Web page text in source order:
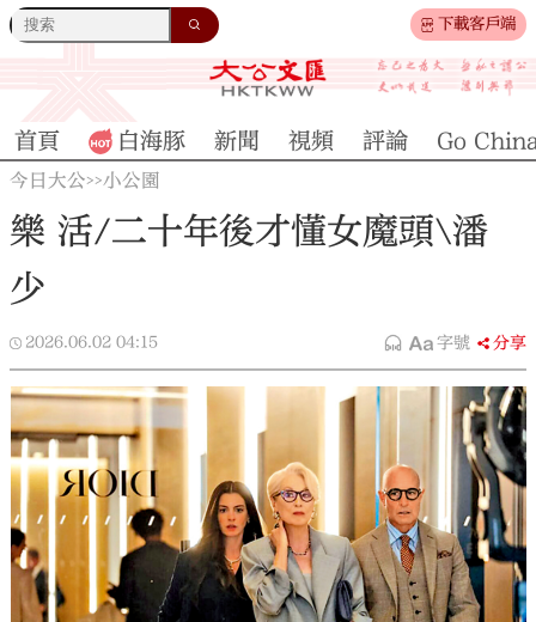
下載客戶端
首頁 白海豚 新聞 視頻 評論 Go
今日大公>>小公園
樂 活/二十年後才懂女魔頭\潘
少
2026.06.02 04:15 字號 分享